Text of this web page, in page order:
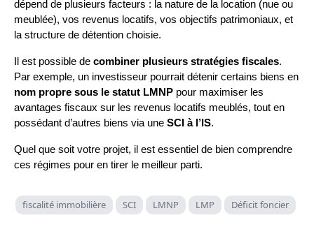
dépend de plusieurs facteurs : la nature de la location (nue ou
meublée), vos revenus locatifs, vos objectifs patrimoniaux, et
la structure de détention choisie.
Il est possible de combiner plusieurs stratégies fiscales.
Par exemple, un investisseur pourrait détenir certains biens en
nom propre sous le statut LMNP pour maximiser les
avantages fiscaux sur les revenus locatifs meublés, tout en
possédant d’autres biens via une SCI à l’IS.
Quel que soit votre projet, il est essentiel de bien comprendre
ces régimes pour en tirer le meilleur parti.
fiscalité immobilière SCI LMNP LMP Déficit foncier